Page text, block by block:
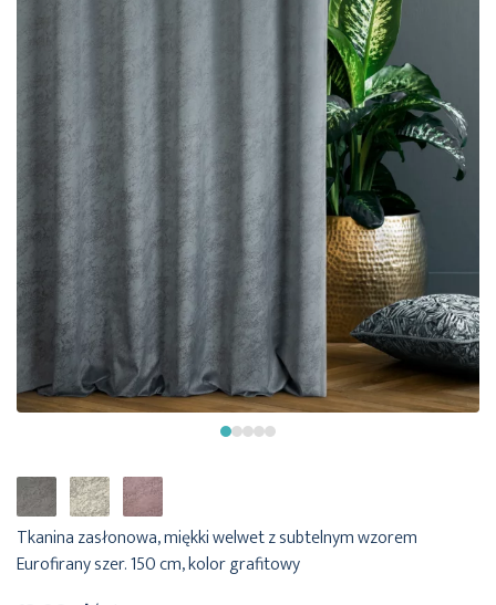
Tkanina zasłonowa, miękki welwet z subtelnym wzorem
Eurofirany szer. 150 cm, kolor grafitowy